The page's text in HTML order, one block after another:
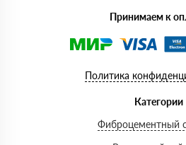
Принимаем к
Политика
Категории
Фиброцементный